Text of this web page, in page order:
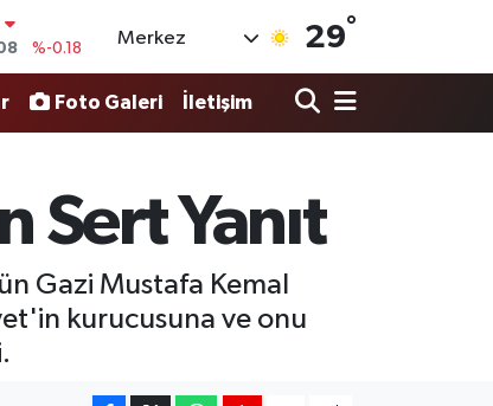
%0.18
%0.32
%0.03
%-0.18
Merkez 29°
Foto Galeri İletişim
Sert Yanıt
Gazi Mustafa Kemal
kurucusuna ve onu